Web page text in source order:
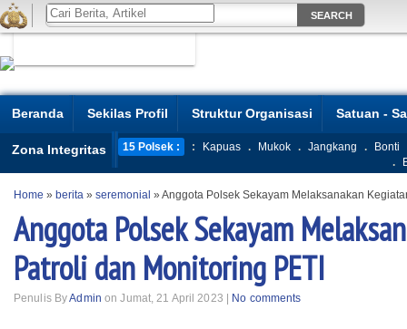
Beranda Sekilas Profil Struktur Organisasi Satuan -
Zona Integritas 15 Polsek : : Kapuas . Mukok . Jangkang .
Bonti
.
Home » berita » seremonial » Anggota Polsek Sekayam Melaksanakan
Anggota Polsek Sekayam
Patroli dan Monitoring PETI
Penulis ByAdmin on Jumat, 21 April 2023 | No comments